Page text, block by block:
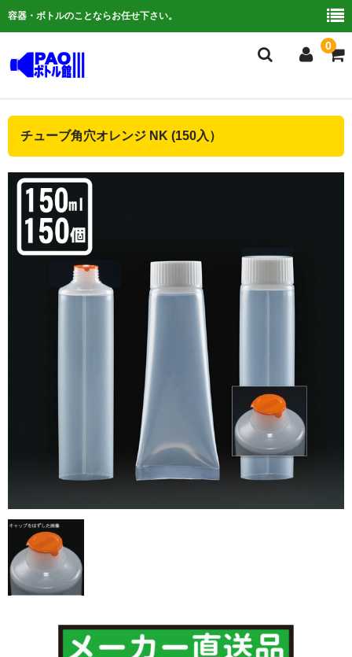
容器・ボトルのことならお任せ下さい。
0
ご利用ガイド
よくある質問
容器について
お問い合わせ
チューブ角穴オレンジ NK (150入）